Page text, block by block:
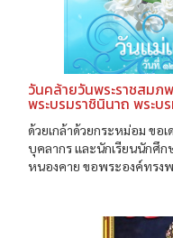
วันคล้ายวันพระราชสมภ
พระบรมราชินินาถ พระ
ด้วยเกล้าด้วยกระหม่อม ขอ
บุคลากร และนักเรียนนักศึก
หนองคาย ขอพระองค์ทรง